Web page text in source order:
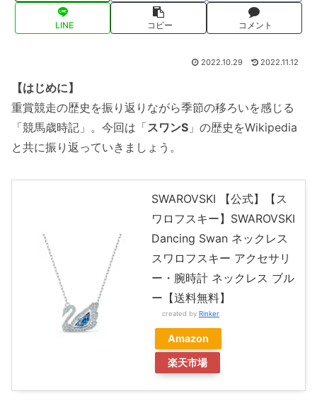
LINE コピー コメント
2022.10.29 2022.11.12
【はじめに】
重賞競走の歴史を振り返りながら季節の移ろいを感じる
「競馬歳時記」。今回は「スワンS 」の歴史をWikipedia
と共に振り返っていきましょう。
SWAROVSKI 【公式】【ス
ワロフスキー】SWAROVSKI
Dancing Swan ネックレス
スワロフスキー アクセサリ
ー・腕時計 ネックレス ブル
ー【送料無料】
created by Rinker
Amazon
楽天市場